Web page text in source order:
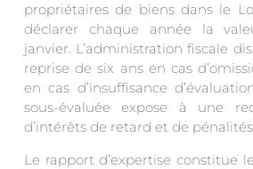
propriétaires de biens dans le
déclarer chaque année la
janvier. L’administration fiscale
reprise de six ans en cas
en cas d’insuffisance
sous-évaluée expose à une
d’intérêts de retard et de
Le rapport d’expertise constitue